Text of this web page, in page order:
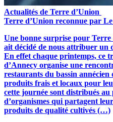
Actualités de Terre d’Union
Terre d’Union reconnue par
Une bonne surprise pour Terre
ait décidé de nous attribuer un
En effet chaque printemps, ce
d’Annecy organise une
restaurants du bassin
produits frais et locaux pour
cette journée sont distribués au
d’organismes qui partagent
produits de qualité cultivés (…)